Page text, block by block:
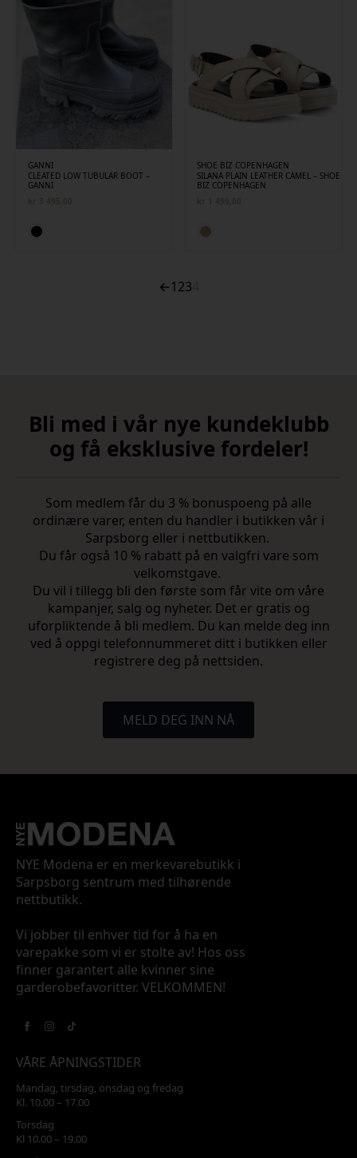
GANNI
CLEATED LOW TUBULAR BOOT –
GANNI
SHOE BIZ COPENHAGEN
SILANA PLAIN LEATHER CAMEL – SHOE
BIZ COPENHAGEN
←123
Bli med i vår nye kundeklubb
og få eksklusive fordeler!
Som medlem får du 3 % bonuspoeng på alle
ordinære varer, enten du handler i butikken vår i
Sarpsborg eller i nettbutikken.
Du får også 10 % rabatt på en valgfri vare som
velkomstgave.
Du vil i tillegg bli den første som får vite om våre
kampanjer, salg og nyheter. Det er gratis og
uforpliktende å bli medlem. Du kan melde deg inn
ved å oppgi telefonnummeret ditt i butikken eller
registrere deg på nettsiden.
MELD DEG INN NÅ
NYE Modena er en merkevarebutikk i
Sarpsborg sentrum med tilhørende
nettbutikk.
Vi jobber til enhver tid for å ha en
varepakke som vi er stolte av! Hos oss
finner garantert alle kvinner sine
garderobefavoritter. VELKOMMEN!
VÅRE ÅPNINGSTIDER
Mandag, tirsdag, onsdag og fredag
Kl. 10.00 – 17.00
Torsdag
Kl 10.00 – 19.00